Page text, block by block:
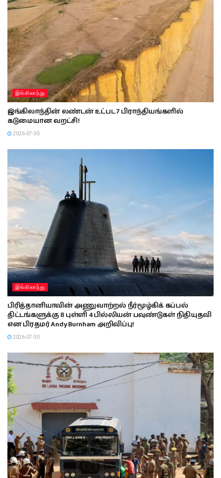
இங்கிலாந்து
இங்கிலாந்தின் லண்டன் உட்பட 7 பிராந்தியங்களில்
கடுமையான வறட்சி!
2026-07-30
இங்கிலாந்து
பிரித்தானியாவின் அணுவாற்றல் நீர்மூழ்கிக் கப்பல்
திட்டங்களுக்கு 8 புள்ளி 4 பில்லியன் பவுண்டுகள் நிதியுதவி
என பிரதமர் Andy Burnham அறிவிப்பு!
2026-07-30